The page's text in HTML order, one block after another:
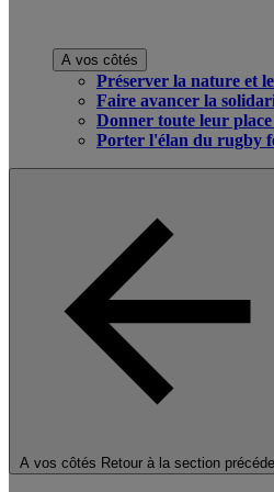
A vos côtés
Préserver la nature et
Faire avancer la
Donner toute leur
Porter l'élan du rugby
A vos côtés Retour à la section